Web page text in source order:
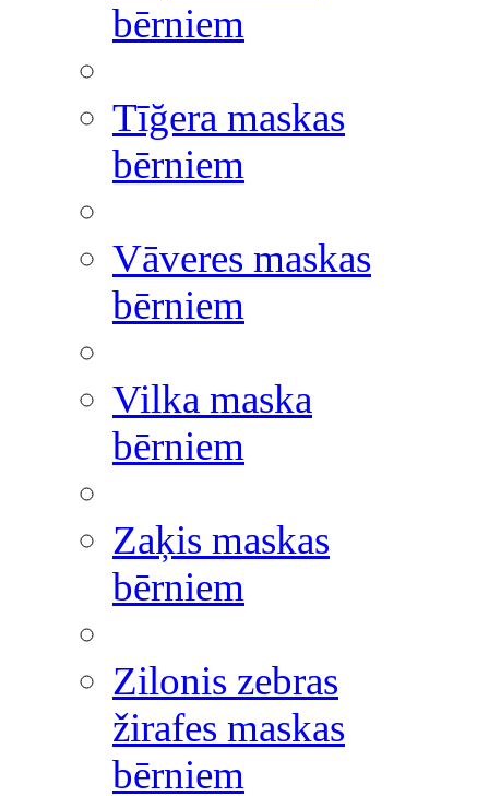
bērniem
Tīğera maskas
bērniem
Vāveres maskas
bērniem
Vilka maska
bērniem
Zaķis maskas
bērniem
Zilonis zebras
žirafes maskas
bērniem